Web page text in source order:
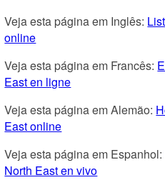
Veja esta página em Inglês:
online
Veja esta página em Francês:
East en ligne
Veja esta página em Alemão:
East online
Veja esta página em Espanhol:
North East en vivo